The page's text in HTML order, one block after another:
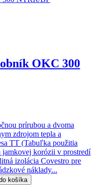
OKC 300
prírubou a dvoma
zdrojom tepla a
TT (Tabuľka použitia
jamkovej korózii v prostredí
izolácia Covestro pre
náklady...
košíka